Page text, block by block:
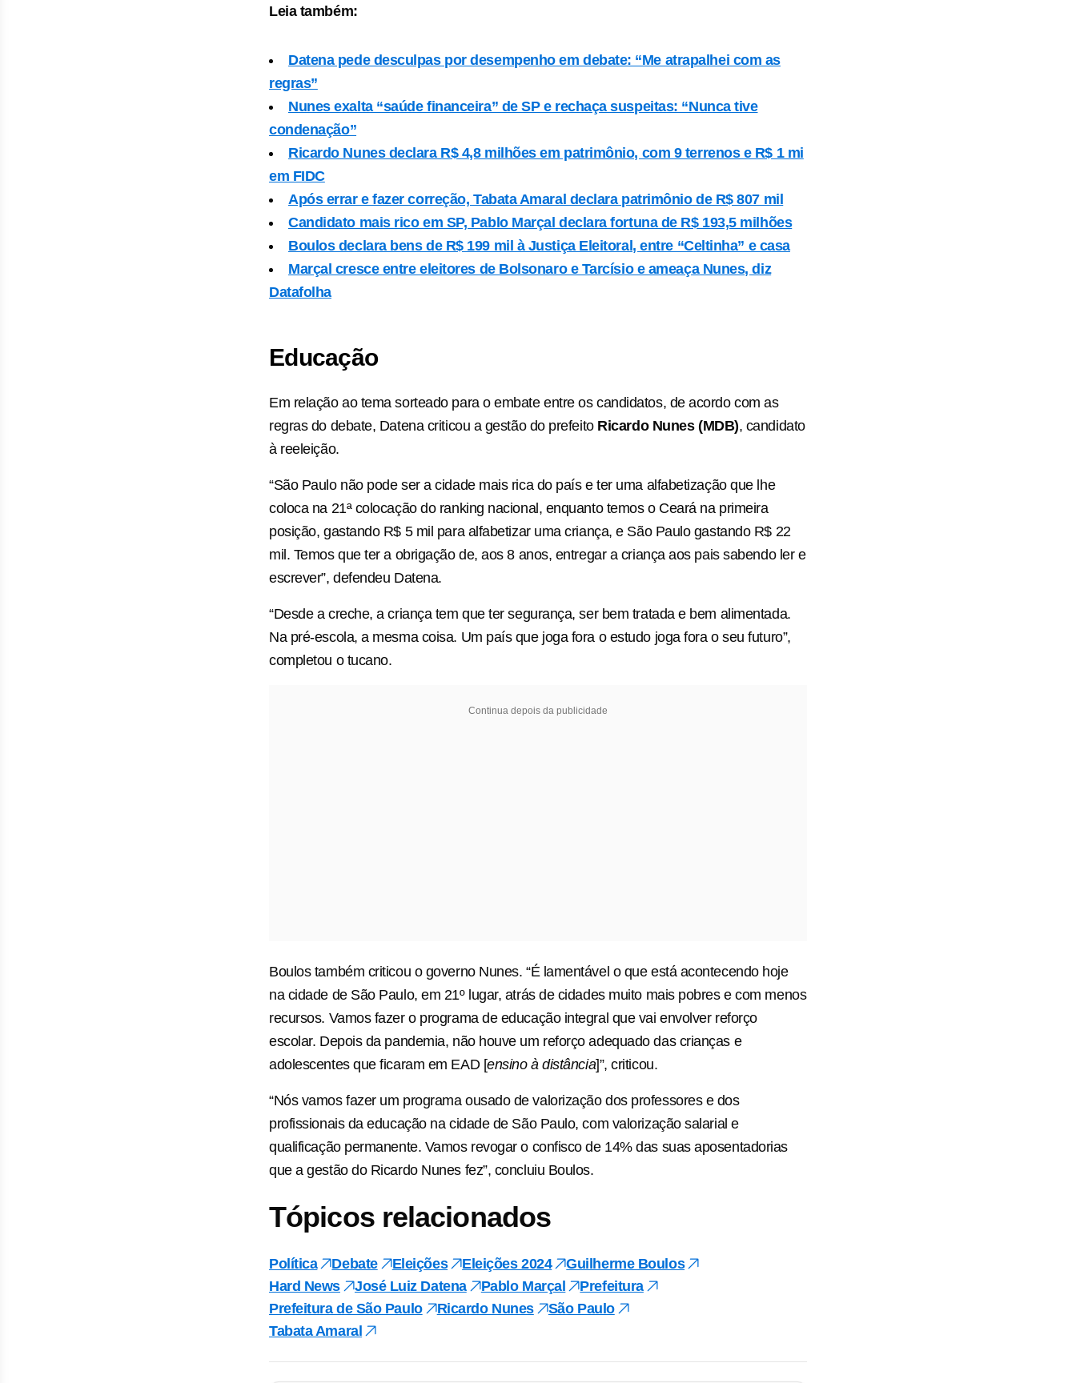
Leia também:
Datena pede desculpas por desempenho em debate: “Me atrapalhei com as
regras”
Nunes exalta “saúde financeira” de SP e rechaça suspeitas: “Nunca tive
condenação”
Ricardo Nunes declara R$ 4,8 milhões em patrimônio, com 9 terrenos e R$ 1 mi
em FIDC
Após errar e fazer correção, Tabata Amaral declara patrimônio de R$ 807 mil
Candidato mais rico em SP, Pablo Marçal declara fortuna de R$ 193,5 milhões
Boulos declara bens de R$ 199 mil à Justiça Eleitoral, entre “Celtinha” e casa
Marçal cresce entre eleitores de Bolsonaro e Tarcísio e ameaça Nunes, diz
Datafolha
Educação
Em relação ao tema sorteado para o embate entre os candidatos, de acordo com as
regras do debate, Datena criticou a gestão do prefeito Ricardo Nunes (MDB), candidato
à reeleição.
“São Paulo não pode ser a cidade mais rica do país e ter uma alfabetização que lhe
coloca na 21ª colocação do ranking nacional, enquanto temos o Ceará na primeira
posição, gastando R$ 5 mil para alfabetizar uma criança, e São Paulo gastando R$ 22
mil. Temos que ter a obrigação de, aos 8 anos, entregar a criança aos pais sabendo ler e
escrever”, defendeu Datena.
“Desde a creche, a criança tem que ter segurança, ser bem tratada e bem alimentada.
Na pré-escola, a mesma coisa. Um país que joga fora o estudo joga fora o seu futuro”,
completou o tucano.
Continua depois da publicidade
Boulos também criticou o governo Nunes. “É lamentável o que está acontecendo hoje
na cidade de São Paulo, em 21º lugar, atrás de cidades muito mais pobres e com menos
recursos. Vamos fazer o programa de educação integral que vai envolver reforço
escolar. Depois da pandemia, não houve um reforço adequado das crianças e
adolescentes que ficaram em EAD [ensino à distância]”, criticou.
“Nós vamos fazer um programa ousado de valorização dos professores e dos
profissionais da educação na cidade de São Paulo, com valorização salarial e
qualificação permanente. Vamos revogar o confisco de 14% das suas aposentadorias
que a gestão do Ricardo Nunes fez”, concluiu Boulos.
Tópicos relacionados
Política Debate Eleições Eleições 2024
Guilherme Boulos
Hard News
José Luiz Datena Pablo Marçal
Prefeitura
Prefeitura de São Paulo
Ricardo Nunes
São Paulo
Tabata Amaral